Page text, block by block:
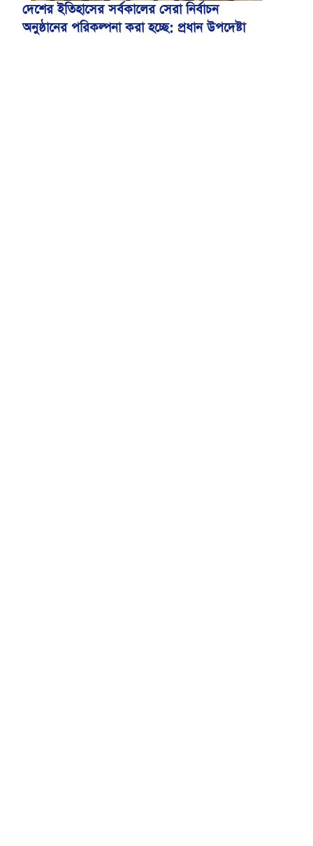
দেশের ইতিহাসের সর্বকালের সেরা নির্বাচন
অনুষ্ঠানের পরিকল্পনা করা হচ্ছে: প্রধান উপদেষ্টা